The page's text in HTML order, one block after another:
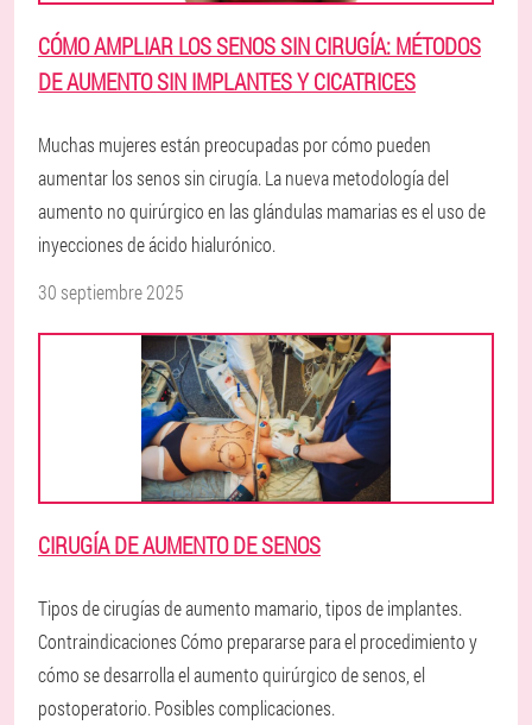
CÓMO AMPLIAR LOS SENOS SIN CIRUGÍA: MÉTODOS
DE AUMENTO SIN IMPLANTES Y CICATRICES
Muchas mujeres están preocupadas por cómo pueden
aumentar los senos sin cirugía. La nueva metodología del
aumento no quirúrgico en las glándulas mamarias es el uso de
inyecciones de ácido hialurónico.
30 septiembre 2025
CIRUGÍA DE AUMENTO DE SENOS
Tipos de cirugías de aumento mamario, tipos de implantes.
Contraindicaciones Cómo prepararse para el procedimiento y
cómo se desarrolla el aumento quirúrgico de senos, el
postoperatorio. Posibles complicaciones.